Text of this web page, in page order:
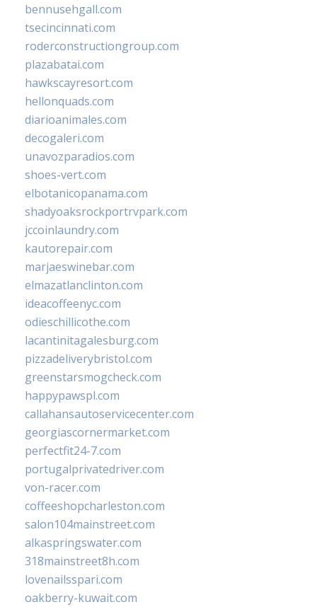
bennusehgall.com
tsecincinnati.com
roderconstructiongroup.com
plazabatai.com
hawkscayresort.com
hellonquads.com
diarioanimales.com
decogaleri.com
unavozparadios.com
shoes-vert.com
elbotanicopanama.com
shadyoaksrockportrvpark.com
jccoinlaundry.com
kautorepair.com
marjaeswinebar.com
elmazatlanclinton.com
ideacoffeenyc.com
odieschillicothe.com
lacantinitagalesburg.com
pizzadeliverybristol.com
greenstarsmogcheck.com
happypawspl.com
callahansautoservicecenter.com
georgiascornermarket.com
perfectfit24-7.com
portugalprivatedriver.com
von-racer.com
coffeeshopcharleston.com
salon104mainstreet.com
alkaspringswater.com
318mainstreet8h.com
lovenailsspari.com
oakberry-kuwait.com